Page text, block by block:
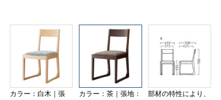
カラー：白木｜張
カラー：茶｜張地：
部材の特性により、